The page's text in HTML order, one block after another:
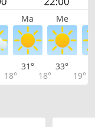
Ma Me
18°
31°
18°
33°
19°